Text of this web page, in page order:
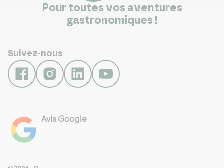
Pour toutes vos aventures
gastronomiques !
Suivez-nous
Avis Google